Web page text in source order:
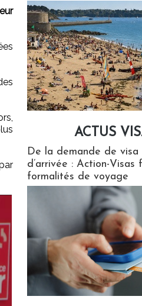
ACTUS
De la demande de
d’arrivée : Action-Visas
formalités de voyage